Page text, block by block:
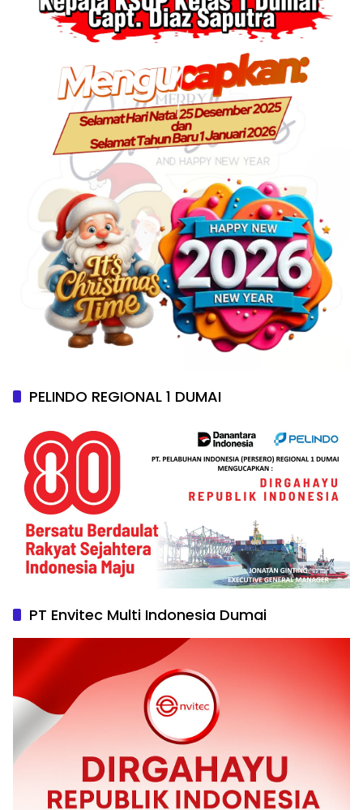
PELINDO REGIONAL 1 DUMAI
PT Envitec Multi Indonesia Dumai